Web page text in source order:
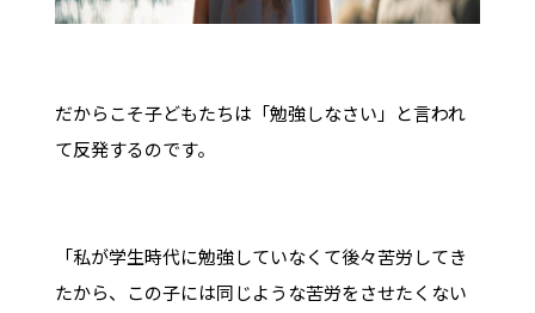
だからこそ子どもたちは「勉強しなさい」と言われ
て反発するのです。
「私が学生時代に勉強していなくて後々苦労してき
たから、この子には同じような苦労をさせたくない